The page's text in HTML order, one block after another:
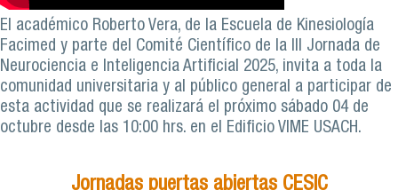
El académico Roberto Vera, de la Escuela de Kinesiología
Facimed y parte del Comité Científico de la III Jornada de
Neurociencia e Inteligencia Artificial 2025, invita a toda la
comunidad universitaria y al público general a participar de
esta actividad que se realizará el próximo sábado 04 de
octubre desde las 10:00 hrs. en el Edificio VIME USACH.
Jornadas puertas abiertas CESIC